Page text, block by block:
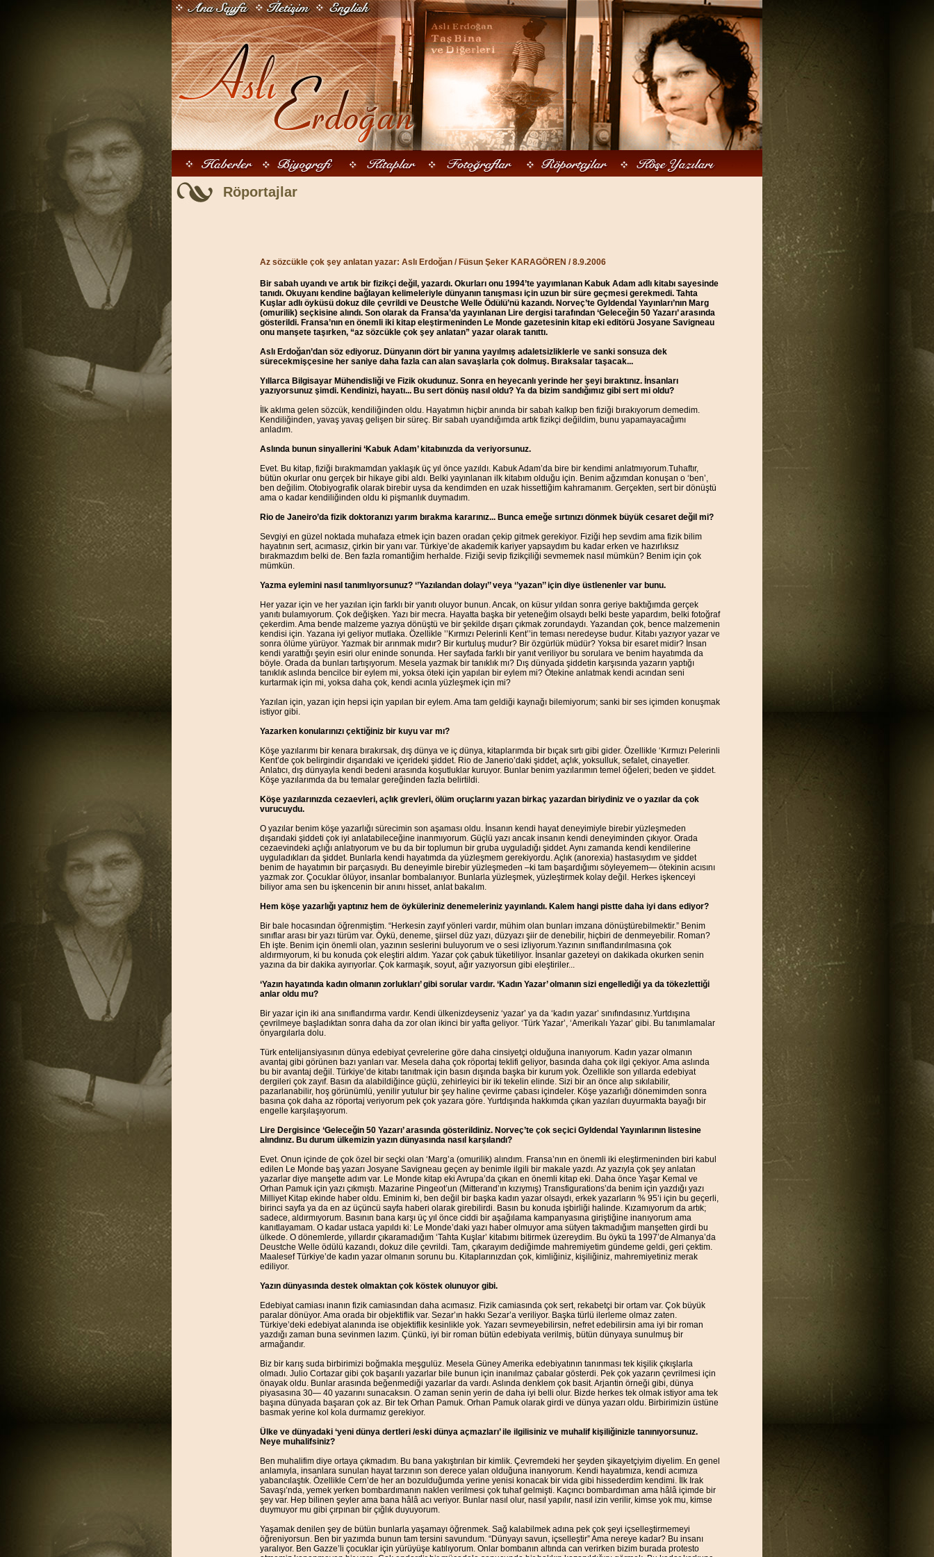
Röportajlar
Az sözcükle çok şey anlatan yazar: Aslı Erdoğan / Füsun Şeker KARAGÖREN / 8.9.2006
Bir sabah uyandı ve artık bir fizikçi değil, yazardı. Okurları onu 1994’te yayımlanan Kabuk Adam adlı kitabı sayesinde
tanıdı. Okuyanı kendine bağlayan kelimeleriyle dünyanın tanışması için uzun bir süre geçmesi gerekmedi. Tahta
Kuşlar adlı öyküsü dokuz dile çevrildi ve Deustche Welle Ödülü’nü kazandı. Norveç’te Gyldendal Yayınları’nın Marg
(omurilik) seçkisine alındı. Son olarak da Fransa’da yayınlanan Lire dergisi tarafından ‘Geleceğin 50 Yazarı’ arasında
gösterildi. Fransa’nın en önemli iki kitap eleştirmeninden Le Monde gazetesinin kitap eki editörü Josyane Savigneau
onu manşete taşırken, “az sözcükle çok şey anlatan” yazar olarak tanıttı.
Aslı Erdoğan’dan söz ediyoruz. Dünyanın dört bir yanına yayılmış adaletsizliklerle ve sanki sonsuza dek
sürecekmişçesine her saniye daha fazla can alan savaşlarla çok dolmuş. Bıraksalar taşacak...
Yıllarca Bilgisayar Mühendisliği ve Fizik okudunuz. Sonra en heyecanlı yerinde her şeyi bıraktınız. İnsanları
yazıyorsunuz şimdi. Kendinizi, hayatı... Bu sert dönüş nasıl oldu? Ya da bizim sandığımız gibi sert mi oldu?
İlk aklıma gelen sözcük, kendiliğinden oldu. Hayatımın hiçbir anında bir sabah kalkıp ben fiziği bırakıyorum demedim.
Kendiliğinden, yavaş yavaş gelişen bir süreç. Bir sabah uyandığımda artık fizikçi değildim, bunu yapamayacağımı
anladım.
Aslında bunun sinyallerini ‘Kabuk Adam’ kitabınızda da veriyorsunuz.
Evet. Bu kitap, fiziği bırakmamdan yaklaşık üç yıl önce yazıldı. Kabuk Adam’da bire bir kendimi anlatmıyorum.Tuhaftır,
bütün okurlar onu gerçek bir hikaye gibi aldı. Belki yayınlanan ilk kitabım olduğu için. Benim ağzımdan konuşan o ‘ben’,
ben değilim. Otobiyografik olarak birebir uysa da kendimden en uzak hissettiğim kahramanım. Gerçekten, sert bir dönüştü
ama o kadar kendiliğinden oldu ki pişmanlık duymadım.
Rio de Janeiro’da fizik doktoranızı yarım bırakma kararınız... Bunca emeğe sırtınızı dönmek büyük cesaret değil mi?
Sevgiyi en güzel noktada muhafaza etmek için bazen oradan çekip gitmek gerekiyor. Fiziği hep sevdim ama fizik bilim
hayatının sert, acımasız, çirkin bir yanı var. Türkiye’de akademik kariyer yapsaydım bu kadar erken ve hazırlıksız
bırakmazdım belki de. Ben fazla romantiğim herhalde. Fiziği sevip fizikçiliği sevmemek nasıl mümkün? Benim için çok
mümkün.
Yazma eylemini nasıl tanımlıyorsunuz? ‘’Yazılandan dolayı’’ veya ‘’yazan’’ için diye üstlenenler var bunu.
Her yazar için ve her yazılan için farklı bir yanıtı oluyor bunun. Ancak, on küsur yıldan sonra geriye baktığımda gerçek
yanıtı bulamıyorum. Çok değişken. Yazı bir mecra. Hayatta başka bir yeteneğim olsaydı belki beste yapardım, belki fotoğraf
çekerdim. Ama bende malzeme yazıya dönüştü ve bir şekilde dışarı çıkmak zorundaydı. Yazandan çok, bence malzemenin
kendisi için. Yazana iyi geliyor mutlaka. Özellikle ’’Kırmızı Pelerinli Kent’’in teması neredeyse budur. Kitabı yazıyor yazar ve
sonra ölüme yürüyor. Yazmak bir arınmak mıdır? Bir kurtuluş mudur? Bir özgürlük müdür? Yoksa bir esaret midir? İnsan
kendi yarattığı şeyin esiri olur eninde sonunda. Her sayfada farklı bir yanıt veriliyor bu sorulara ve benim hayatımda da
böyle. Orada da bunları tartışıyorum. Mesela yazmak bir tanıklık mı? Dış dünyada şiddetin karşısında yazarın yaptığı
tanıklık aslında bencilce bir eylem mi, yoksa öteki için yapılan bir eylem mi? Ötekine anlatmak kendi acından seni
kurtarmak için mi, yoksa daha çok, kendi acınla yüzleşmek için mi?
Yazılan için, yazan için hepsi için yapılan bir eylem. Ama tam geldiği kaynağı bilemiyorum; sanki bir ses içimden konuşmak
istiyor gibi.
Yazarken konularınızı çektiğiniz bir kuyu var mı?
Köşe yazılarımı bir kenara bırakırsak, dış dünya ve iç dünya, kitaplarımda bir bıçak sırtı gibi gider. Özellikle ‘Kırmızı Pelerinli
Kent’de çok belirgindir dışarıdaki ve içerideki şiddet. Rio de Janerio’daki şiddet, açlık, yoksulluk, sefalet, cinayetler.
Anlatıcı, dış dünyayla kendi bedeni arasında koşutluklar kuruyor. Bunlar benim yazılarımın temel öğeleri; beden ve şiddet.
Köşe yazılarımda da bu temalar gereğinden fazla belirtildi.
Köşe yazılarınızda cezaevleri, açlık grevleri, ölüm oruçlarını yazan birkaç yazardan biriydiniz ve o yazılar da çok
vurucuydu.
O yazılar benim köşe yazarlığı sürecimin son aşaması oldu. İnsanın kendi hayat deneyimiyle birebir yüzleşmeden
dışarıdaki şiddeti çok iyi anlatabileceğine inanmıyorum. Güçlü yazı ancak insanın kendi deneyiminden çıkıyor. Orada
cezaevindeki açlığı anlatıyorum ve bu da bir toplumun bir gruba uyguladığı şiddet. Aynı zamanda kendi kendilerine
uyguladıkları da şiddet. Bunlarla kendi hayatımda da yüzleşmem gerekiyordu. Açlık (anorexia) hastasıydım ve şiddet
benim de hayatımın bir parçasıydı. Bu deneyimle birebir yüzleşmeden –ki tam başardığımı söyleyemem— ötekinin acısını
yazmak zor. Çocuklar ölüyor, insanlar bombalanıyor. Bunlarla yüzleşmek, yüzleştirmek kolay değil. Herkes işkenceyi
biliyor ama sen bu işkencenin bir anını hisset, anlat bakalım.
Hem köşe yazarlığı yaptınız hem de öyküleriniz denemeleriniz yayınlandı. Kalem hangi pistte daha iyi dans ediyor?
Bir bale hocasından öğrenmiştim. “Herkesin zayıf yönleri vardır, mühim olan bunları imzana dönüştürebilmektir.” Benim
sınıflar arası bir yazı türüm var. Öykü, deneme, şiirsel düz yazı, düzyazı şiir de denebilir, hiçbiri de denmeyebilir. Roman?
Eh işte. Benim için önemli olan, yazının seslerini buluyorum ve o sesi izliyorum.Yazının sınıflandırılmasına çok
aldırmıyorum, ki bu konuda çok eleştiri aldım. Yazar çok çabuk tüketiliyor. İnsanlar gazeteyi on dakikada okurken senin
yazına da bir dakika ayırıyorlar. Çok karmaşık, soyut, ağır yazıyorsun gibi eleştiriler...
‘Yazın hayatında kadın olmanın zorlukları’ gibi sorular vardır. ‘Kadın Yazar’ olmanın sizi engellediği ya da tökezlettiği
anlar oldu mu?
Bir yazar için iki ana sınıflandırma vardır. Kendi ülkenizdeyseniz ‘yazar’ ya da ‘kadın yazar’ sınıfındasınız.Yurtdışına
çevrilmeye başladıktan sonra daha da zor olan ikinci bir yafta geliyor. ‘Türk Yazar’, ‘Amerikalı Yazar’ gibi. Bu tanımlamalar
önyargılarla dolu.
Türk entelijansiyasının dünya edebiyat çevrelerine göre daha cinsiyetçi olduğuna inanıyorum. Kadın yazar olmanın
avantaj gibi görünen bazı yanları var. Mesela daha çok röportaj teklifi geliyor, basında daha çok ilgi çekiyor. Ama aslında
bu bir avantaj değil. Türkiye’de kitabı tanıtmak için basın dışında başka bir kurum yok. Özellikle son yıllarda edebiyat
dergileri çok zayıf. Basın da alabildiğince güçlü, zehirleyici bir iki tekelin elinde. Sizi bir an önce alıp sıkılabilir,
pazarlanabilir, hoş görünümlü, yenilir yutulur bir şey haline çevirme çabası içindeler. Köşe yazarlığı dönemimden sonra
basına çok daha az röportaj veriyorum pek çok yazara göre. Yurtdışında hakkımda çıkan yazıları duyurmakta bayağı bir
engelle karşılaşıyorum.
Lire Dergisince ‘Geleceğin 50 Yazarı’ arasında gösterildiniz. Norveç’te çok seçici Gyldendal Yayınlarının listesine
alındınız. Bu durum ülkemizin yazın dünyasında nasıl karşılandı?
Evet. Onun içinde de çok özel bir seçki olan ‘Marg’a (omurilik) alındım. Fransa’nın en önemli iki eleştirmeninden biri kabul
edilen Le Monde baş yazarı Josyane Savigneau geçen ay benimle ilgili bir makale yazdı. Az yazıyla çok şey anlatan
yazarlar diye manşette adım var. Le Monde kitap eki Avrupa’da çıkan en önemli kitap eki. Daha önce Yaşar Kemal ve
Orhan Pamuk için yazı çıkmıştı. Mazarine Pingeot’un (Mitterand’ın kızıymış) Transfigurations’da benim için yazdığı yazı
Milliyet Kitap ekinde haber oldu. Eminim ki, ben değil bir başka kadın yazar olsaydı, erkek yazarların % 95’i için bu geçerli,
birinci sayfa ya da en az üçüncü sayfa haberi olarak girebilirdi. Basın bu konuda işbirliği halinde. Kızamıyorum da artık;
sadece, aldırmıyorum. Basının bana karşı üç yıl önce ciddi bir aşağılama kampanyasına giriştiğine inanıyorum ama
kanıtlayamam. O kadar ustaca yapıldı ki: Le Monde’daki yazı haber olmuyor ama sütyen takmadığım manşetten girdi bu
ülkede. O dönemlerde, yıllardır çıkaramadığım ‘Tahta Kuşlar’ kitabımı bitirmek üzereydim. Bu öykü ta 1997’de Almanya’da
Deustche Welle ödülü kazandı, dokuz dile çevrildi. Tam, çıkarayım dediğimde mahremiyetim gündeme geldi, geri çektim.
Maalesef Türkiye’de kadın yazar olmanın sorunu bu. Kitaplarınızdan çok, kimliğiniz, kişiliğiniz, mahremiyetiniz merak
ediliyor.
Yazın dünyasında destek olmaktan çok köstek olunuyor gibi.
Edebiyat camiası inanın fizik camiasından daha acımasız. Fizik camiasında çok sert, rekabetçi bir ortam var. Çok büyük
paralar dönüyor. Ama orada bir objektiflik var. Sezar’ın hakkı Sezar’a veriliyor. Başka türlü ilerleme olmaz zaten.
Türkiye’deki edebiyat alanında ise objektiflik kesinlikle yok. Yazarı sevmeyebilirsin, nefret edebilirsin ama iyi bir roman
yazdığı zaman buna sevinmen lazım. Çünkü, iyi bir roman bütün edebiyata verilmiş, bütün dünyaya sunulmuş bir
armağandır.
Biz bir karış suda birbirimizi boğmakla meşgulüz. Mesela Güney Amerika edebiyatının tanınması tek kişilik çıkışlarla
olmadı. Julio Cortazar gibi çok başarılı yazarlar bile bunun için inanılmaz çabalar gösterdi. Pek çok yazarın çevrilmesi için
önayak oldu. Bunlar arasında beğenmediği yazarlar da vardı. Aslında denklem çok basit. Arjantin örneği gibi, dünya
piyasasına 30— 40 yazarını sunacaksın. O zaman senin yerin de daha iyi belli olur. Bizde herkes tek olmak istiyor ama tek
başına dünyada başaran çok az. Bir tek Orhan Pamuk. Orhan Pamuk olarak girdi ve dünya yazarı oldu. Birbirimizin üstüne
basmak yerine kol kola durmamız gerekiyor.
Ülke ve dünyadaki ‘yeni dünya dertleri /eski dünya açmazları’ ile ilgilisiniz ve muhalif kişiliğinizle tanınıyorsunuz.
Neye muhalifsiniz?
Ben muhalifim diye ortaya çıkmadım. Bu bana yakıştırılan bir kimlik. Çevremdeki her şeyden şikayetçiyim diyelim. En genel
anlamıyla, insanlara sunulan hayat tarzının son derece yalan olduğuna inanıyorum. Kendi hayatımıza, kendi acımıza
yabancılaştık. Özellikle Cern’de her an bozulduğumda yerine yenisi konacak bir vida gibi hissederdim kendimi. İlk Irak
Savaşı’nda, yemek yerken bombardımanın naklen verilmesi çok tuhaf gelmişti. Kaçıncı bombardıman ama hâlâ içimde bir
şey var. Hep bilinen şeyler ama bana hâlâ acı veriyor. Bunlar nasıl olur, nasıl yapılır, nasıl izin verilir, kimse yok mu, kimse
duymuyor mu gibi çırpınan bir çığlık duyuyorum.
Yaşamak denilen şey de bütün bunlarla yaşamayı öğrenmek. Sağ kalabilmek adına pek çok şeyi içselleştirmemeyi
öğreniyorsun. Ben bir yazımda bunun tam tersini savundum. “Dünyayı savun, içselleştir” Ama nereye kadar? Bu insanı
yaralıyor. Ben Gazze’li çocuklar için yürüyüşe katılıyorum. Onlar bombanın altında can verirken bizim burada protesto